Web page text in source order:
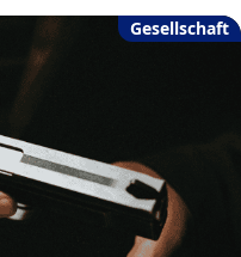
Gesellschaft